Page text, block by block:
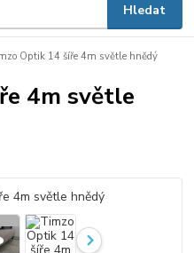
Hledat
Optik 14 šíře 4m světle hnědý
4m světle